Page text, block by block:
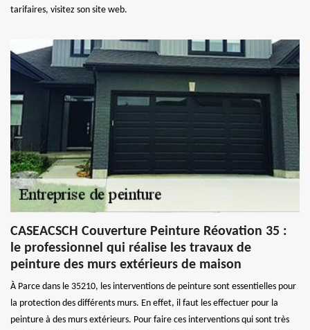
tarifaires, visitez son site web.
CASEACSCH Couverture Peinture Réovation 35 :
le professionnel qui réalise les travaux de
peinture des murs extérieurs de maison
À Parce dans le 35210, les interventions de peinture sont essentielles pour
la protection des différents murs. En effet, il faut les effectuer pour la
peinture à des murs extérieurs. Pour faire ces interventions qui sont très